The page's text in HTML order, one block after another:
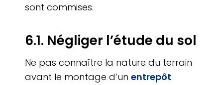
sont commises.
6.1. Négliger l’étude du sol
Ne pas connaître la nature du terrain
avant le montage d’un entrepôt